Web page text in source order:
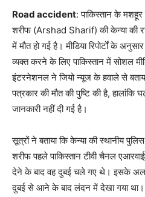
Road accident: पाकिस्तान के
शरीफ (Arshad Sharif) की केन्या की
में मौत हो गई है। मीडिया रिपोर्टों के
व्यक्त करने के लिए पाकिस्तान में सोशल
इंटरनेशनल ने जियो न्यूज के हवाले से
पत्रकार की मौत की पुष्टि की है,
जानकारी नहीं दी गई है।
सूत्रों ने बताया कि केन्या की स्थानीय
शरीफ पहले पाकिस्तान टीवी चैनल
देने के बाद वह दुबई चले गए थे। इसके
दुबई से आने के बाद लंदन में देखा गया